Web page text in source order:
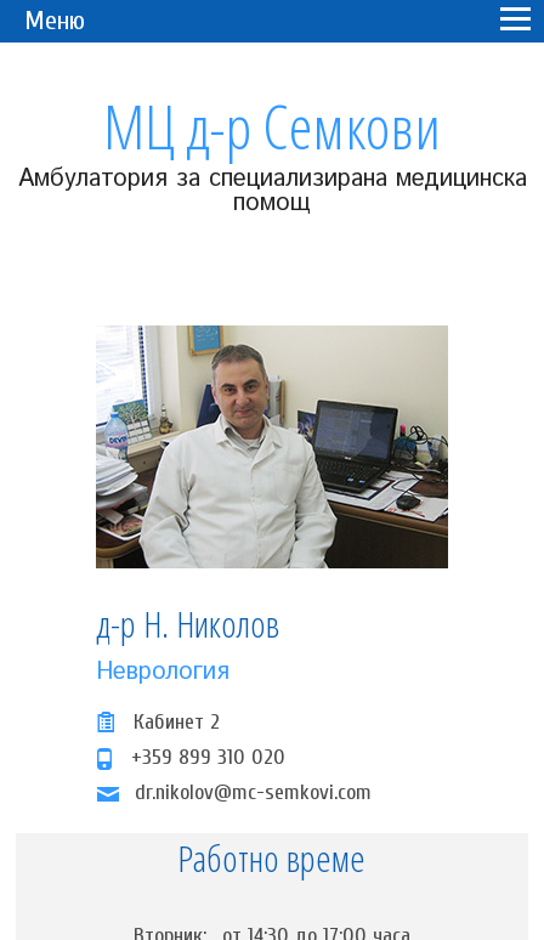
Меню
МЦ д-р Семкови
Амбулатория за специализирана медицинска
помощ
д-р Н. Николов
Неврология
Кабинет 2
+359 899 310 020
dr.nikolov@mc-semkovi.com
Работно време